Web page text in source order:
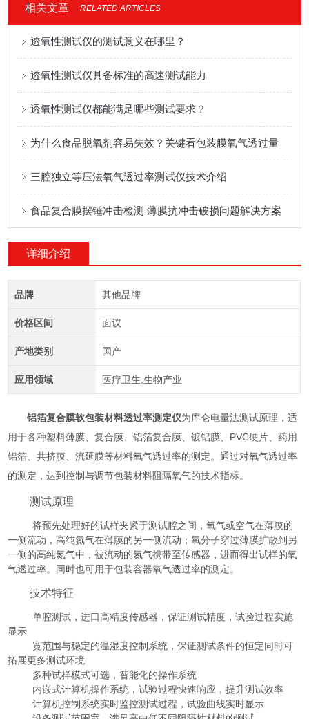
相关文章 RELATED ARTICLES
透氧性测试仪的测试意义在哪里？
透氧性测试仪具备标准的高速测试能力
透氧性测试仪都能满足哪些测试要求？
为什么食品脱氧剂容易失效？关键看包装膜氧气透过量
三腔独立等压法氧气透过率测试仪技术介绍
食品复合膜摆锤冲击检测 薄膜抗冲击破损问题解决方案
详细介绍
品牌 其他品牌
价格区间 面议
产地类别 国产
应用领域 医疗卫生,生物产业
铝箔复合膜软包装材料透过率测定仪为库仑电量法测试原理，适
用于各种塑料薄膜、复合膜、铝箔复合膜、镀铝膜、PVC硬片、药用
铝箔、共挤膜、流延膜等材料氧气透过率的测定。通过对氧气透过率
的测定，达到控制与调节包装材料阻隔氧气的技术指标。
测试原理
将预先处理好的试样夹紧于测试腔之间，氧气或空气在薄膜的
一侧流动，高纯氮气在薄膜的另一侧流动；氧分子穿过薄膜扩散到另
一侧的高纯氮气中，被流动的氮气携带至传感器，进而得出试样的氧
气透过率。同时也可用于包装容器氧气透过率的测定。
技术特征
单腔测试，进口高精度传感器，保证测试精度，试验过程实施
显示
宽范围与稳定的温湿度控制系统，保证测试条件的恒定同时可
拓展更多测试环境
多种试样模式可选，智能化的操作系统
内嵌式计算机操作系统，试验过程快速响应，提升测试效率
计算机控制系统实时监控测试过程，试验曲线实时显示